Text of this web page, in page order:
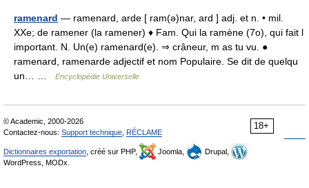
ramenard — ramenard, arde [ ram(ə)nar, ard ] adj. et n. • mil.
XXe; de ramener (la ramener) ♦ Fam. Qui la ramène (7o), qui fait l
important. N. Un(e) ramenard(e). ⇒ crâneur, m as tu vu. ●
ramenard, ramenarde adjectif et nom Populaire. Se dit de quelqu
un… …
Encyclopédie Universelle
18+
© Academic, 2000-2026
Contactez-nous: Support technique RÉCLAME
Dictionnaires exportation , créé sur PHP, Joomla,
Drupal,
WordPress, MODx.